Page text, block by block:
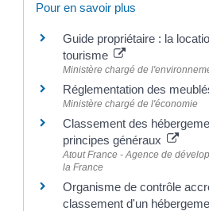
Pour en savoir plus
Guide propriétaire : la
tourisme
Ministère chargé de
Réglementation des
Ministère chargé de l'économie
Classement des
principes généraux
Atout France - Agence de
la France
Organisme de contrôle
classement d'un